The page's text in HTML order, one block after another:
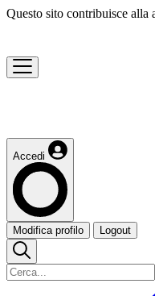
Questo sito contribuisce alla
Accedi
Modifica profilo Logout